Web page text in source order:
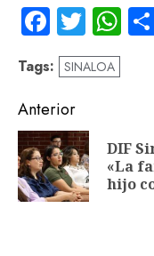
Tags: SINALOA
Navegación
de
entradas
Anterior
DIF
«La
hijo